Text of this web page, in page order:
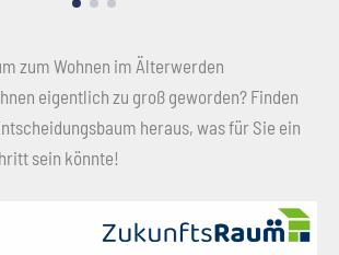
zum Wohnen im Älterwerden
eigentlich zu groß geworden? Finden
heraus, was für Sie ein
sein könnte!